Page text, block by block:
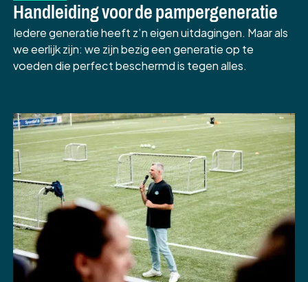
Handleiding voor de pampergeneratie
Iedere generatie heeft z’n eigen uitdagingen. Maar als
we eerlijk zijn: we zijn bezig een generatie op te
voeden die perfect beschermd is tegen alles.